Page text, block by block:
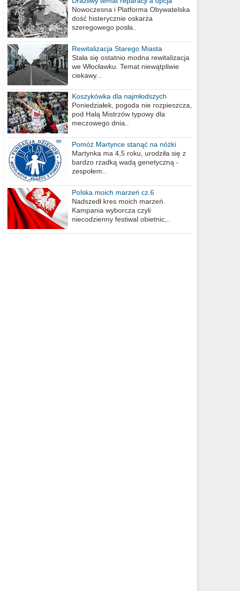
berlińska
Nowoczesna i Platforma Obywatelska
dość histerycznie oskarża
szeregowego posła..
Rewitalizacja Starego Miasta
Stała się ostatnio modna rewitalizacja
we Włocławku. Temat niewątpliwie
ciekawy...
Koszykówka dla najmłodszych
Poniedziałek, pogoda nie rozpieszcza,
pod Halą Mistrzów typowy dla
meczowego dnia..
Pomóż Martynce stanąć na nóżki
Martynka ma 4,5 roku, urodziła się z
bardzo rzadką wadą genetyczną -
zespołem..
Polska moich marzeń cz.6
Nadszedł kres moich marzeń.
Kampania wyborcza czyli
niecodzienny festiwal obietnic,..